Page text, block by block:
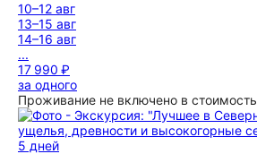
10–12 авг
13–15 авг
14–16 авг
...
17 990 ₽
за одного
Проживание не включено в стоимость
5 дней